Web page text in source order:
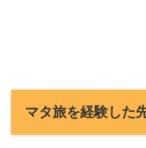
マタ旅を経験した